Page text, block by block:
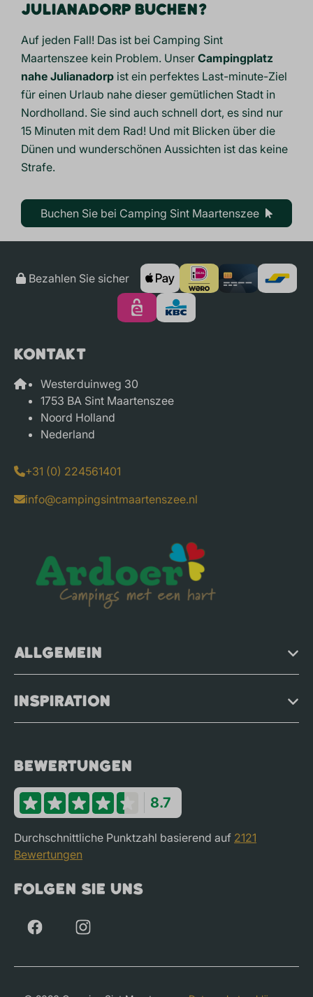
JULIANADORP BUCHEN?
Auf jeden Fall! Das ist bei Camping Sint
Maartenszee kein Problem. UnserCampingplatz
nahe Julianadorp ist ein perfektes Last-minute-Ziel
für einen Urlaub nahe dieser gemütlichen Stadt in
Nordholland. Sie sind auch schnell dort, es sind nur
15 Minuten mit dem Rad! Und mit Blicken über die
Dünen und wunderschönen Aussichten ist das keine
Strafe.
Buchen Sie bei Camping Sint Maartenszee
Bezahlen Sie sicher
Kontakt
Westerduinweg 30
1753 BA Sint Maartenszee
Noord Holland
Nederland
+31 (0) 224561401
info@campingsintmaartenszee.nl
Allgemein
Inspiration
Bewertungen
8.7
Durchschnittliche Punktzahl basierend auf 2121
Bewertungen
Folgen Sie uns